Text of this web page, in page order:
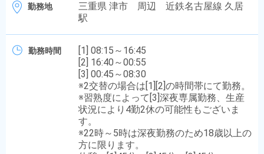
勤務地
三重県 津市 周辺 近鉄名古屋線 久居
駅
勤務時間
[1] 08:15～16:45
[2] 16:40～00:55
[3] 00:45～08:30
※2交替の場合は[1][2]の時間帯にて勤務。
※習熟度によって[3]深夜専属勤務、生産
状況により4勤2休の可能性もございま
す。
※22時～5時は深夜勤務のため18歳以上の
方に限ります。